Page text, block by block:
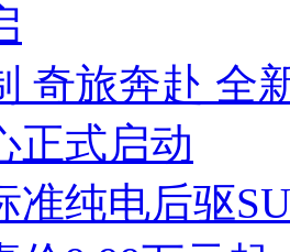
奇旅奔赴 全
正式启动
准纯电后驱